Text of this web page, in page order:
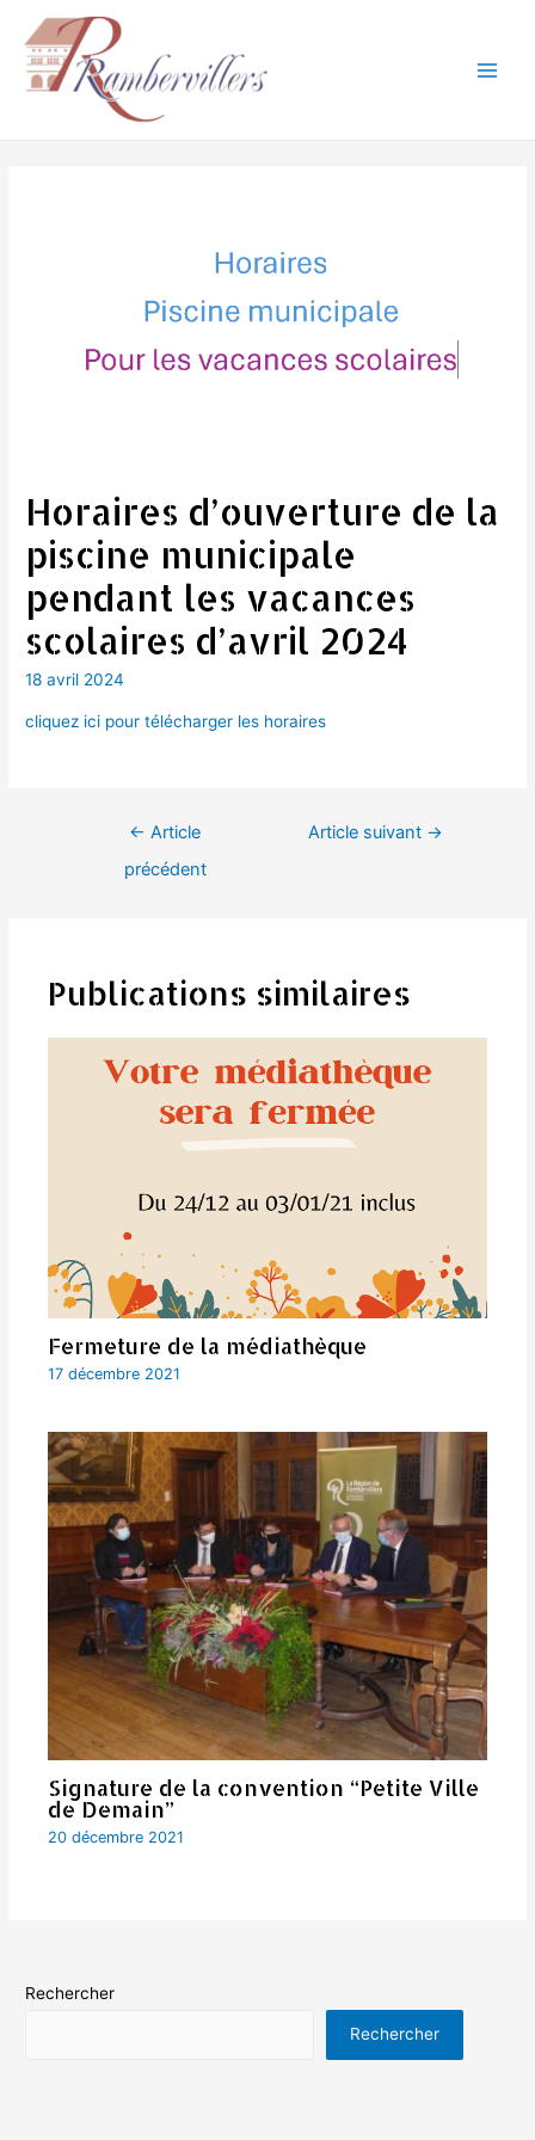
contenu
Horaires d’ouverture de la
piscine municipale
pendant les vacances
scolaires d’avril 2024
18 avril 2024
cliquez ici pour télécharger les horaires
Navigation← Article
précédent
Article suivant →
Publications similaires
Fermeture de la médiathèque
17 décembre 2021
Signature de la convention “Petite Ville
de Demain”
20 décembre 2021
Rechercher
Rechercher